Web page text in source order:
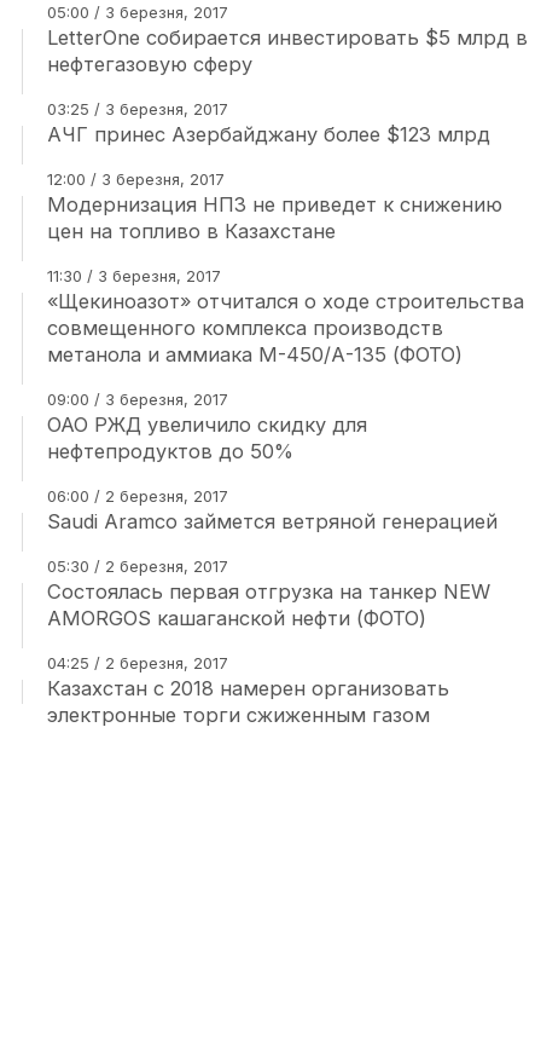
05:00 / 3 березня, 2017
LetterOne собирается инвестировать $5 млрд в
нефтегазовую сферу
03:25 / 3 березня, 2017
АЧГ принес Азербайджану более $123 млрд
12:00 / 3 березня, 2017
Модернизация НПЗ не приведет к снижению
цен на топливо в Казахстане
11:30 / 3 березня, 2017
«Щекиноазот» отчитался о ходе строительства
совмещенного комплекса производств
метанола и аммиака М-450/А-135 (ФОТО)
09:00 / 3 березня, 2017
ОАО РЖД увеличило скидку для
нефтепродуктов до 50%
06:00 / 2 березня, 2017
Saudi Aramco займется ветряной генерацией
05:30 / 2 березня, 2017
Состоялась первая отгрузка на танкер NEW
AMORGOS кашаганской нефти (ФОТО)
04:25 / 2 березня, 2017
Казахстан с 2018 намерен организовать
электронные торги сжиженным газом